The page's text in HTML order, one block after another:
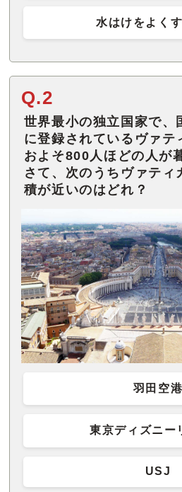
水はけをよく
Q.2
世界最小の独立国家で、
に登録されているヴァテ
およそ800人ほどの人が
さて、次のうちヴァティ
積が近いのはどれ？
羽田空港
東京ディズニー
USJ